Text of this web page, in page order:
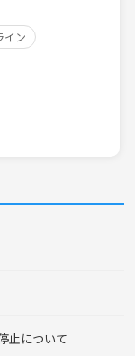
イン
止について